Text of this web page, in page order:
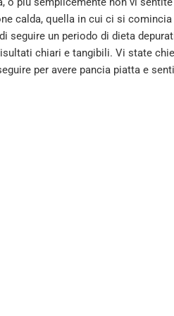
calda, quella in cui ci si
seguire un periodo di dieta
chiari e tangibili. Vi state
per avere pancia piatta e